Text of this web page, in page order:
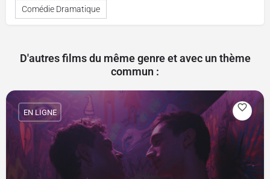
Comédie Dramatique
D'autres films du même genre et avec un thème
commun :
EN LIGNE